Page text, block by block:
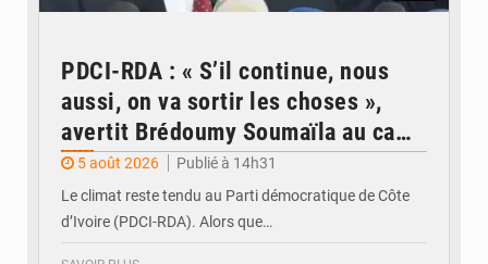
PDCI-RDA : « S’il continue, nous
aussi, on va sortir les choses »,
avertit Brédoumy Soumaïla au camp
Guikahué
5 août 2026
Publié à 14h31
Le climat reste tendu au Parti démocratique de Côte
d’Ivoire (PDCI-RDA). Alors que…